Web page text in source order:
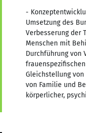
-
Umsetzung des
Verbesserung der
Menschen mit
Durchführung von
Gleichstellung von
von Familie und
körperlicher,